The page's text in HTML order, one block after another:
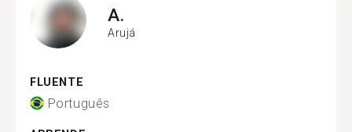
A.
Arujá
FLUENTE
Português